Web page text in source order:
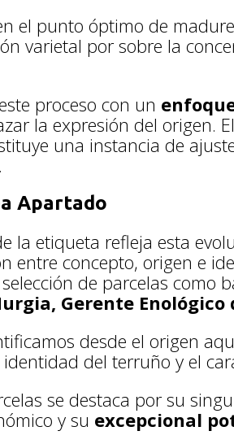
el punto óptimo de
varietal por sobre la
proceso con un
la expresión del origen.
una instancia de
Apartado
la etiqueta refleja esta
entre concepto, origen e
de parcelas como
Gerente
desde el origen
del terruño y el
se destaca por su
y su excepcional